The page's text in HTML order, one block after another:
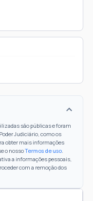
são públicas e foram
Judiciário, como os
obter mais informações
o nossoTermos de uso.
a informações pessoais,
com a remoção dos